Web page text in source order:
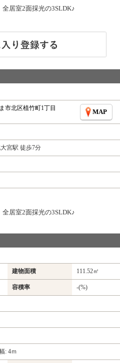
居室2面採光の3SLDK♪
市北区植竹町1丁目 MAP
宮駅 徒歩7分
居室2面採光の3SLDK♪
建物面積 111.52㎡
容積率 -(%)
: 4ｍ